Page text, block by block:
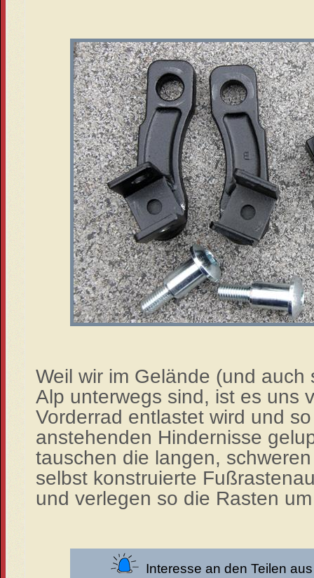
Weil wir im Gelände (und
Alp unterwegs sind, ist es uns
Vorderrad entlastet wird und
anstehenden Hindernisse
tauschen die langen,
selbst konstruierte
und verlegen so die Rasten
Interesse an den Teilen